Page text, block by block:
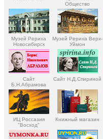
Общество
Музей Рериха
Новосибирск
Музей Рериха Верх-
Уймон
Сайт
Б.Н.Абрамова
Сайт Н.Д.Спириной
ИЦ Россазия
"Восход"
Книжный магазин